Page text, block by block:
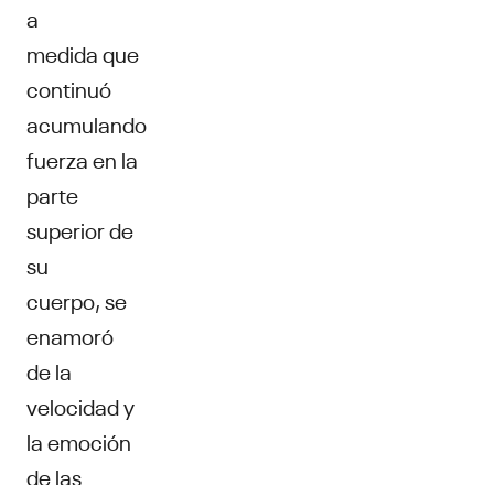
a
medida que
continuó
acumulando
fuerza en la
parte
superior de
su
cuerpo, se
enamoró
de la
velocidad y
la emoción
de las